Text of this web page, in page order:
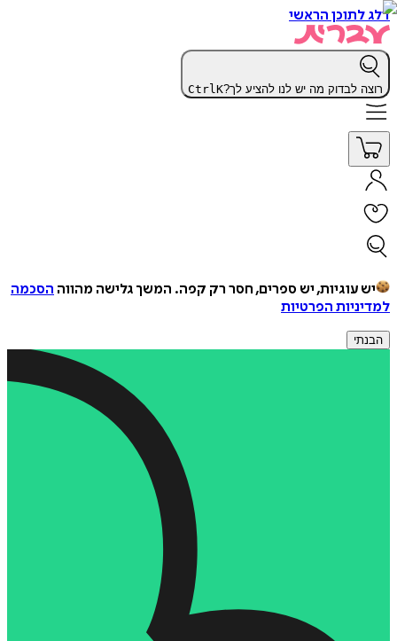
דלג לתוכן הראשי
רוצה לבדוק מה יש לנו להציע לך? CtrlK
יש עוגיות, יש ספרים, חסר רק קפה. המשך גלישה מהווה הסכמה
למדיניות הפרטיות
הבנתי